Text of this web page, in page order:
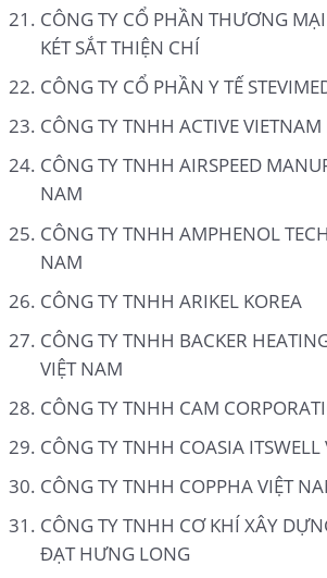
CÔNG TY CỔ PHẦN THƯƠNG
KÉT SẮT THIỆN CHÍ
CÔNG TY CỔ PHẦN Y TẾ
CÔNG TY TNHH ACTIVE VIETNAM
CÔNG TY TNHH AIRSPEED
NAM
CÔNG TY TNHH AMPHENOL
NAM
CÔNG TY TNHH ARIKEL KOREA
CÔNG TY TNHH BACKER
VIỆT NAM
CÔNG TY TNHH CAM
CÔNG TY TNHH COASIA ITSWELL
CÔNG TY TNHH COPPHA VIỆT
CÔNG TY TNHH CƠ KHÍ XÂY
ĐẠT HƯNG LONG